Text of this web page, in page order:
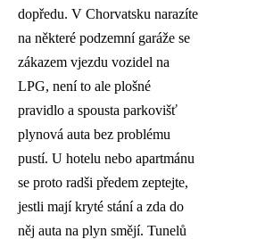
dopředu. V Chorvatsku narazíte
na některé podzemní garáže se
zákazem vjezdu vozidel na
LPG, není to ale plošné
pravidlo a spousta parkovišť
plynová auta bez problému
pustí. U hotelu nebo apartmánu
se proto radši předem zeptejte,
jestli mají kryté stání a zda do
něj auta na plyn smějí. Tunelů